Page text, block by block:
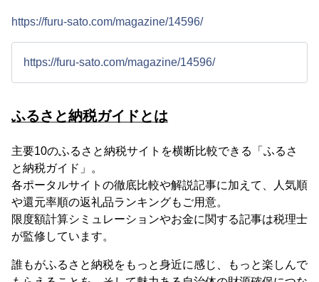
https://furu-sato.com/magazine/14596/
https://furu-sato.com/magazine/14596/
ふるさと納税ガイドとは
主要10のふるさと納税サイトを横断比較できる「ふるさ
と納税ガイド」。
各ポータルサイトの徹底比較や解説記事に加えて、人気順
や還元率順の返礼品ランキングもご用意。
限度額計算シミュレーションやお金に関する記事は税理士
が監修しています。
誰もがふるさと納税をもっと身近に感じ、もっと楽しんで